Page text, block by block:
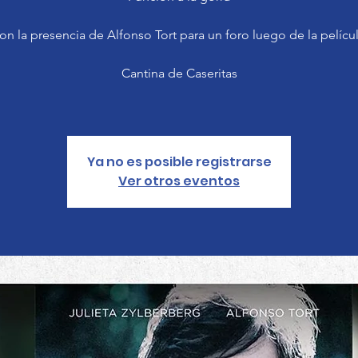
la presencia de Alfonso Tort para un foro luego de la
Cantina de Caseritas
Ya no es posible registrarse
Ver otros eventos